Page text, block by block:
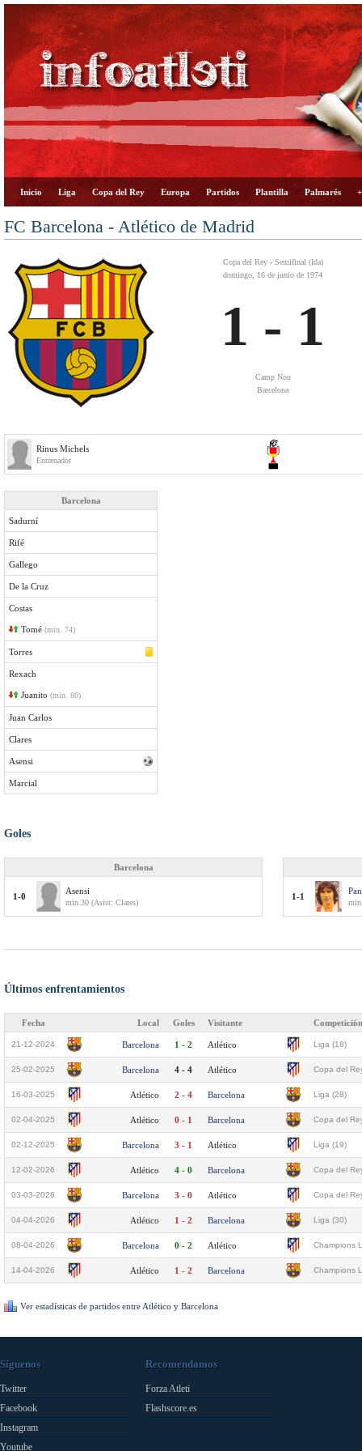
Inicio Liga Copa del Rey Europa Partidos Plantilla Palmarés
FC Barcelona - Atlético de Madrid
Copa del Rey - Semifinal (Ida)
domingo, 16 de junio de 1974
1 - 1
Camp Nou
Barcelona
Rinus Michels
Entrenador
Barcelona
Sadurní
Rifé
Gallego
De la Cruz
Costas
Tomé (min. 74)
Torres
Rexach
Juanito (min. 80)
Juan Carlos
Clares
Asensi
Marcial
Goles
Barcelona
1-0
Asensi
min.30 (Asist: Clares)
1-1
Últimos enfrentamientos
Fecha Local Goles Visitante Competición
21-12-2024 Barcelona 1 - 2 Atlético Liga (18)
25-02-2025 Barcelona 4 - 4 Atlético Copa del
16-03-2025 Atlético 2 - 4 Barcelona Liga (28)
02-04-2025 Atlético 0 - 1 Barcelona Copa del
02-12-2025 Barcelona 3 - 1 Atlético Liga (19)
12-02-2026 Atlético 4 - 0 Barcelona Copa del
03-03-2026 Barcelona 3 - 0 Atlético Copa del
04-04-2026 Atlético 1 - 2 Barcelona Liga (30)
08-04-2026 Barcelona 0 - 2 Atlético Champions
14-04-2026 Atlético 1 - 2 Barcelona Champions
Ver estadísticas de partidos entre Atlético y Barcelona
Síguenos
Twitter
Facebook
Instagram
Youtube
Recomendamos
Forza Atleti
Flashscore.es